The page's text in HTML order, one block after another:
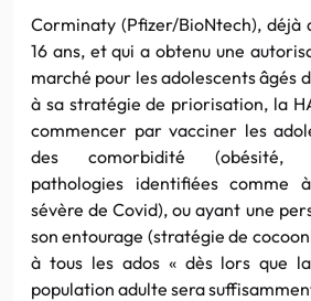
Corminaty (Pfizer/BioNtech), déjà
16 ans, et qui a obtenu une
marché pour les adolescents âgés
à sa stratégie de priorisation, la
commencer par vacciner les
des comorbidité (obésité,
pathologies identifiées comme
sévère de Covid), ou ayant une
son entourage (stratégie de
à tous les ados « dès lors que
population adulte sera